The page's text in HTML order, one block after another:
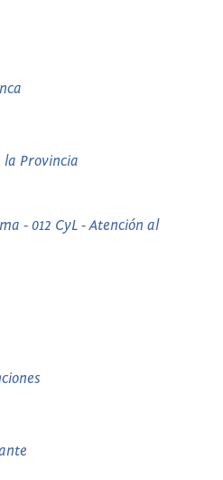
la Provincia
- 012 CyL - Atención al